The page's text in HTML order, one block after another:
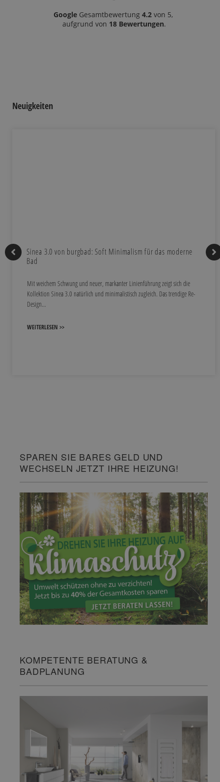
zwischenzeitlich Corona dazwischen kam. Also würde die
Firma ME Haustechnik jederzeit weiterempfehlen. Macht
Google Gesamtbewertung 4.2 von 5,
aufgrund von 18 Bewertungen.
Neuigkeiten
Sinea 3.0 von burgbad: Soft Minimalism für das moderne
Bad
Mit weichem Schwung und neuer, markanter Linienführung zeigt sich die
Kollektion Sinea 3.0 natürlich und minimalistisch zugleich. Das trendige Re-
Design…
WEITERLESEN >>
SPAREN SIE BARES GELD UND
WECHSELN JETZT IHRE HEIZUNG!
KOMPETENTE BERATUNG &
BADPLANUNG